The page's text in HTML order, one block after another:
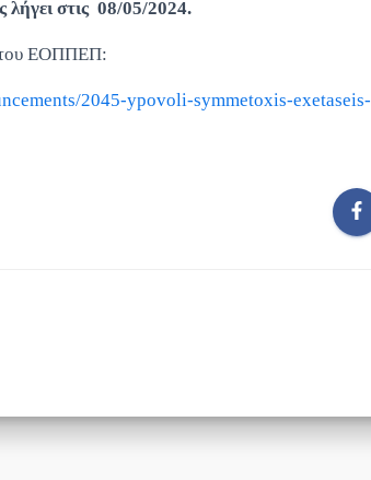
λήγει στις 08/05/2024.
του ΕΟΠΠΕΠ:
2045-ypovoli-symmetoxis-exetaseis-